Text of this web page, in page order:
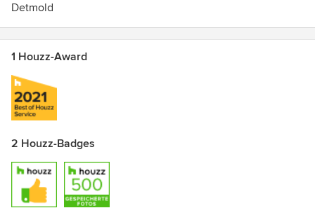
Detmold
1 Houzz-Award
2 Houzz-Badges